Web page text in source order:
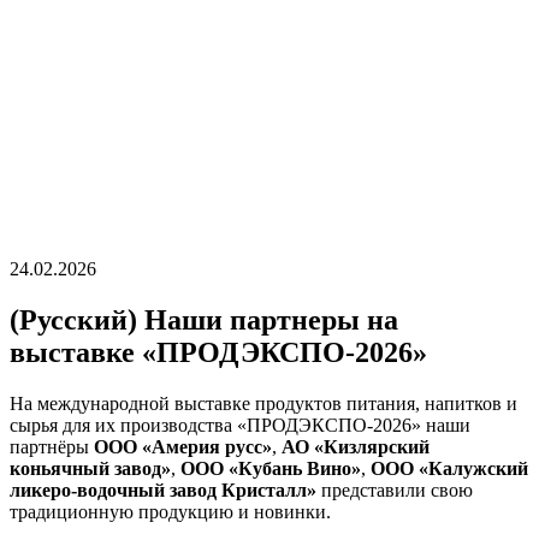
24.02.2026
(Русский) Наши партнеры на
выставке «ПРОДЭКСПО-2026»
На международной выставке продуктов питания, напитков и
сырья для их производства «ПРОДЭКСПО-2026» наши
партнёры ООО «Америя русс», АО «Кизлярский
коньячный завод», ООО «Кубань Вино», ООО «Калужский
ликеро-водочный завод Кристалл» представили свою
традиционную продукцию и новинки.